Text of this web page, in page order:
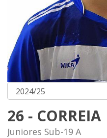
26 - CORREIA
Juniores Sub-19 A